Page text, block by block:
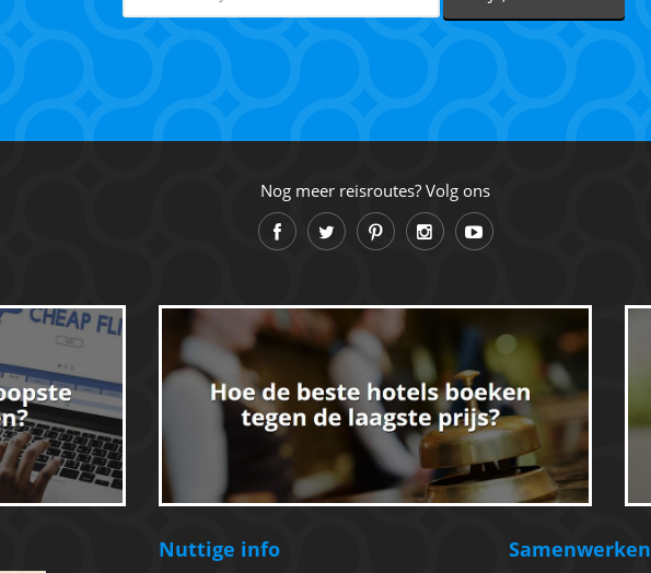
Nog meer reisroutes? Volg ons
Nuttige info Samenwerken